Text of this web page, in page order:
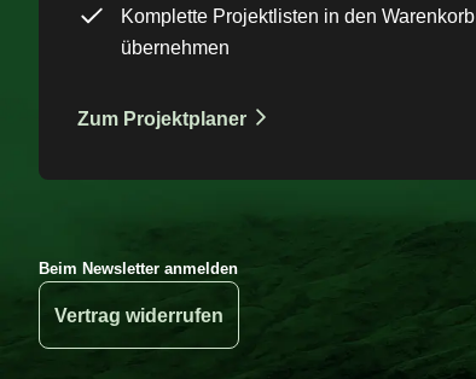
Komplette Projektlisten in den Warenkorb
übernehmen
Zum Projektplaner
Beim Newsletter anmelden
Vertrag widerrufen